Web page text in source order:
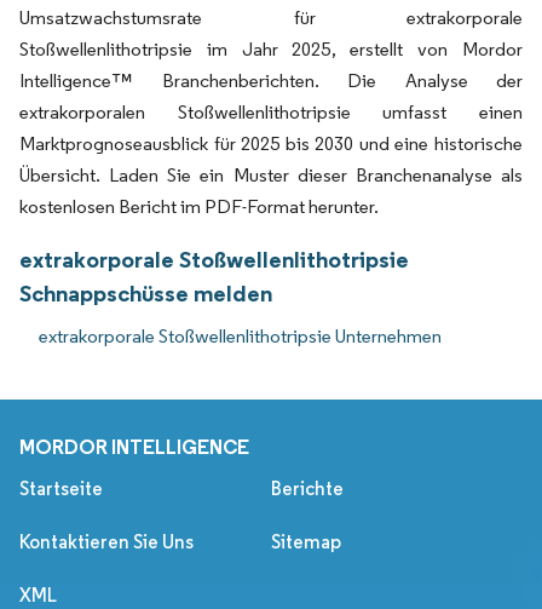
Umsatzwachstumsrate für extrakorporale
Stoßwellenlithotripsie im Jahr 2025, erstellt von Mordor
Intelligence™ Branchenberichten. Die Analyse der
extrakorporalen Stoßwellenlithotripsie umfasst einen
Marktprognoseausblick für 2025 bis 2030 und eine historische
Übersicht. Laden Sie ein Muster dieser Branchenanalyse als
kostenlosen Bericht im PDF-Format herunter.
extrakorporale Stoßwellenlithotripsie
Schnappschüsse melden
extrakorporale Stoßwellenlithotripsie Unternehmen
MORDOR INTELLIGENCE
Startseite Berichte
Kontaktieren Sie Uns Sitemap
XML